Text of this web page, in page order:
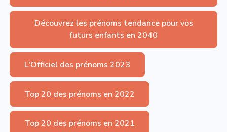
Découvrez les prénoms tendance pour vos
futurs enfants en 2040
L'Officiel des prénoms 2023
Top 20 des prénoms en 2022
Top 20 des prénoms en 2021